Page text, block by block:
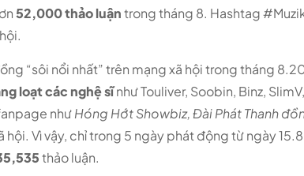
52,000 thảo luậntrong tháng 8. Hashtag
“sôi nổi nhất” trên mạng xã hội trong tháng
loạt các nghệ sĩnhư Touliver, Soobin, Binz,
nhưHóng Hớt Showbiz, Đài Phát Thanh
hội. Vì vậy, chỉ trong 5 ngày phát động từ ngày
thảo luận.